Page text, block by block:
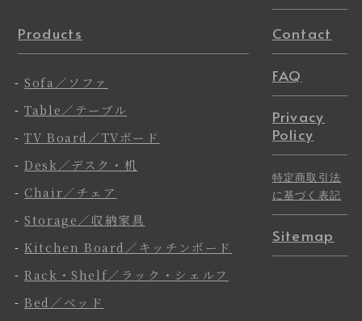
Products
-Sofa／ソファ
-Table／テーブル
-TV Board／TVボード
-Desk／デスク・机
- Chair／チェア
-Storage／収納家具
-Kitchen Board／キッチンボード
-Rack・Shelf／ラック・シェルフ
-Bed／ベッド
Contact
FAQ
Privacy
Policy
特定商取引法
に基づく表記
Sitemap